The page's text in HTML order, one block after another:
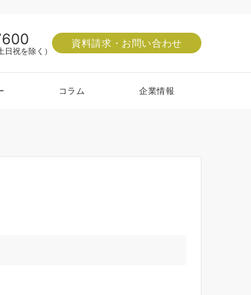
祝を除く）
資料請求・お問い合わせ
コラム 企業情報